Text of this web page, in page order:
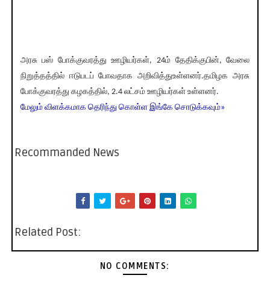
அரசு பஸ் போக்குவரத்து ஊழியர்கள், 24ம் தேதிக்குபின், வேலை
நிறுத்தத்தில் ஈடுபடப் போவதாக அறிவித்துஉள்ளனர்.தமிழக அரசு
போக்குவரத்து கழகத்தில், 2.4 லட்சம் ஊழியர்கள் உள்ளனர்.
மேலும் விளக்கமாக தெரிந்து கொள்ள இங்கே சொடுக்கவும்»
Recommanded News
Related Post:
NO COMMENTS: